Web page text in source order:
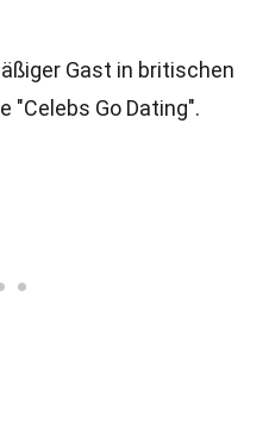
Gast in britischen
"Celebs Go Dating".